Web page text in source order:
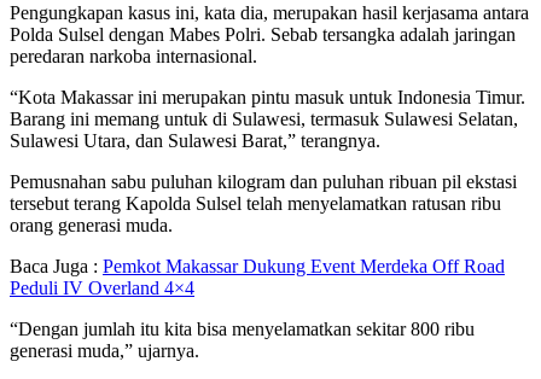
Pengungkapan kasus ini, kata dia, merupakan hasil kerjasama antara
Polda Sulsel dengan Mabes Polri. Sebab tersangka adalah jaringan
peredaran narkoba internasional.
“Kota Makassar ini merupakan pintu masuk untuk Indonesia Timur.
Barang ini memang untuk di Sulawesi, termasuk Sulawesi Selatan,
Sulawesi Utara, dan Sulawesi Barat,” terangnya.
Pemusnahan sabu puluhan kilogram dan puluhan ribuan pil ekstasi
tersebut terang Kapolda Sulsel telah menyelamatkan ratusan ribu
orang generasi muda.
Baca Juga : Pemkot Makassar Dukung Event Merdeka Off Road
Peduli IV Overland 4×4
“Dengan jumlah itu kita bisa menyelamatkan sekitar 800 ribu
generasi muda,” ujarnya.